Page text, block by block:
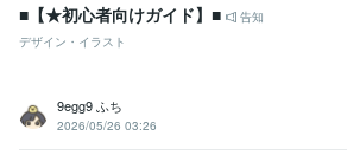
■【★初心者向けガイド】■
告知
デザイン・イラスト
9egg9 ふち
2026/05/26 03:26